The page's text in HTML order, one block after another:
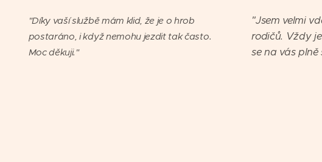
"Díky vaší službě mám klid, že je o hrob
postaráno, i když nemohu jezdit tak často.
Moc děkuji."
"Jsem velmi
rodičů. Vždy
se na vás